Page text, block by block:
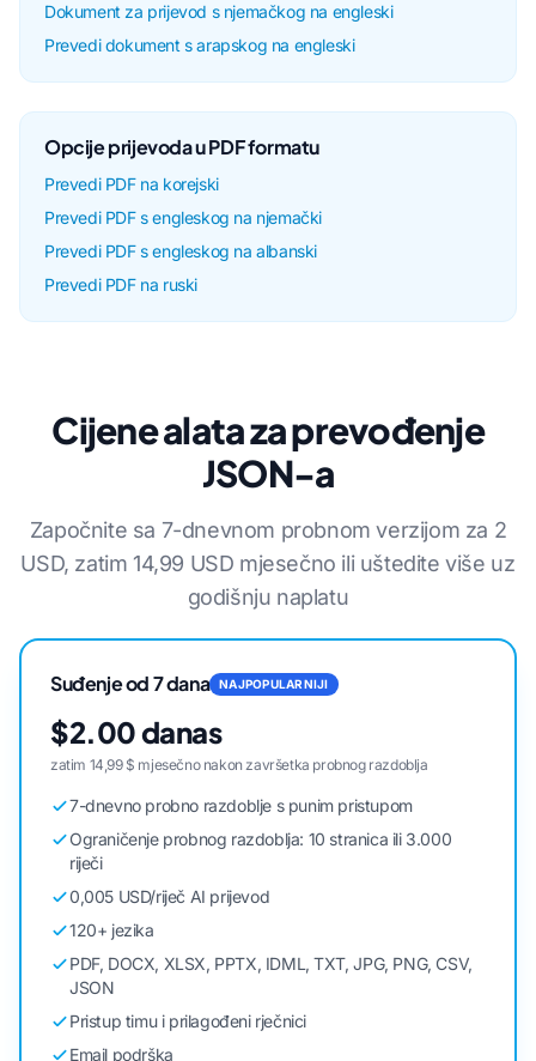
Dokument za prijevod s njemačkog na engleski
Prevedi dokument s arapskog na engleski
Opcije prijevoda u PDF formatu
Prevedi PDF na korejski
Prevedi PDF s engleskog na njemački
Prevedi PDF s engleskog na albanski
Prevedi PDF na ruski
Cijene alata za prevođenje
JSON-a
Započnite sa 7-dnevnom probnom verzijom za 2
USD, zatim 14,99 USD mjesečno ili uštedite više uz
godišnju naplatu
Suđenje od 7 dana NAJPOPULARNIJI
$2.00 danas
zatim 14,99 $ mjesečno nakon završetka probnog razdoblja
7-dnevno probno razdoblje s punim pristupom
Ograničenje probnog razdoblja: 10 stranica ili 3.000
riječi
0,005 USD/riječ AI prijevod
120+ jezika
PDF, DOCX, XLSX, PPTX, IDML, TXT, JPG, PNG, CSV,
JSON
Pristup timu i prilagođeni rječnici
Email podrška